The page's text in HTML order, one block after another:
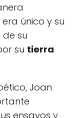
único y su
su
su tierra
Joan
ensayos y